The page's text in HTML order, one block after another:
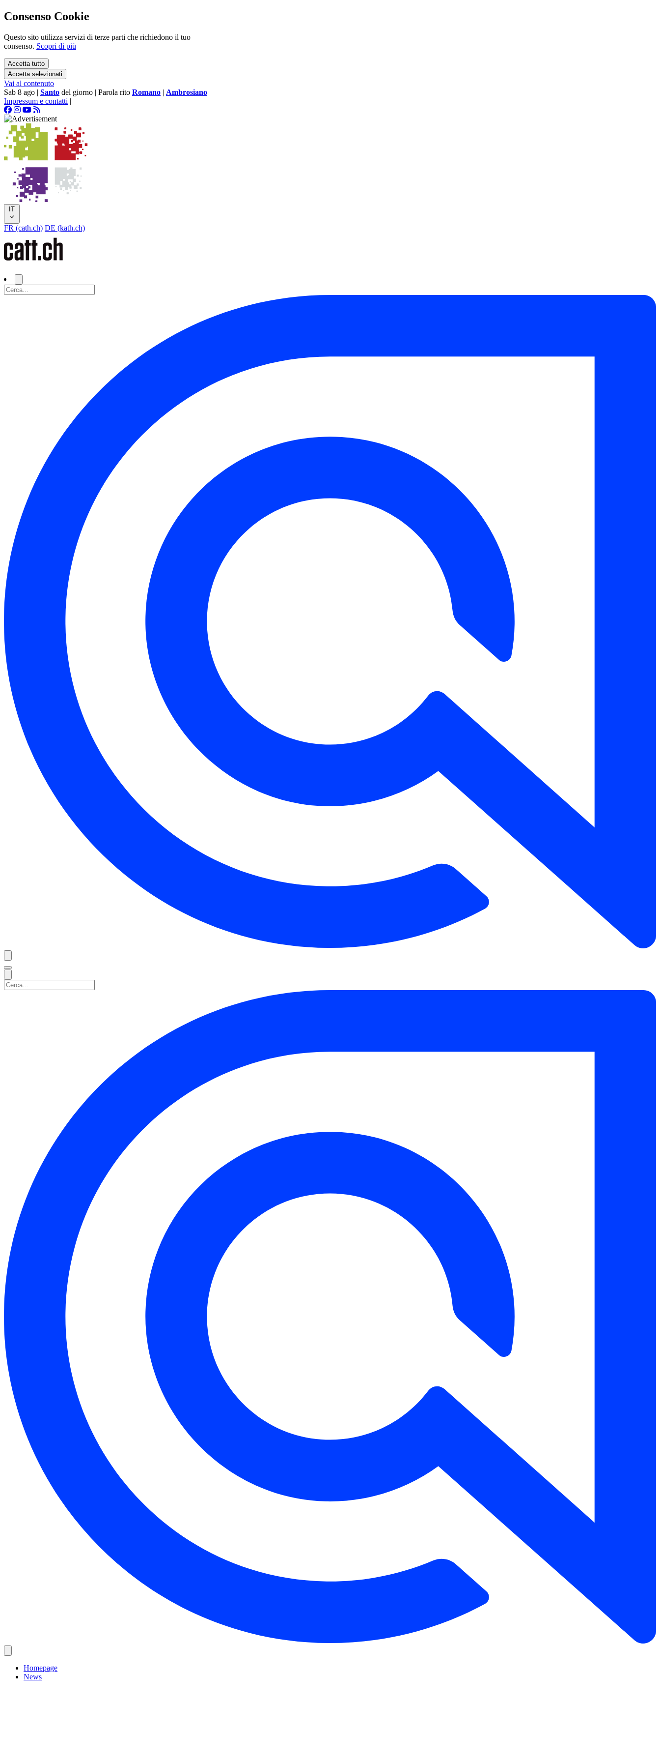
Consenso Cookie
Questo sito utilizza servizi di terze parti che richiedono il tuo
consenso. Scopri di più
Accetta tutto
Accetta selezionati
Vai al contenuto
Sab 8 ago | Santo del giorno | Parola rito Romano | Ambrosiano
Impressum e contatti |
IT
FR (cath.ch) DE (kath.ch)
Homepage
News